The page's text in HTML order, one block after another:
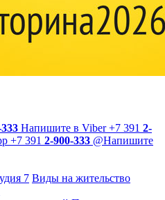
Напишите в Viber +7 391 2-
+7 391 2-900-333 @Напишите
7 Виды на жительство